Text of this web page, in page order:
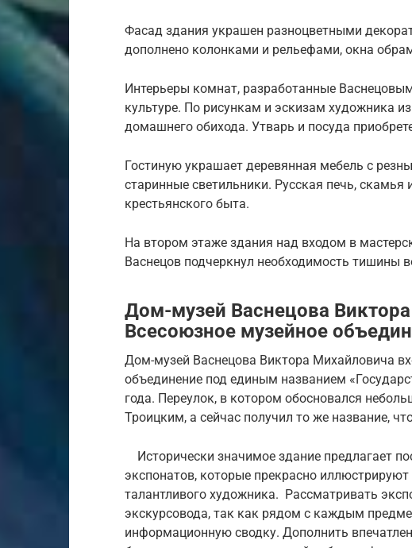
Фасад здания украшен разноцветными
дополнено колонками и рельефами, окна
Интерьеры комнат, разработанные
культуре. По рисункам и эскизам художника
домашнего обихода. Утварь и посуда
Гостиную украшает деревянная мебель с
старинные светильники. Русская печь,
крестьянского быта.
На втором этаже здания над входом в
Васнецов подчеркнул необходимость тишины
Дом-музей Васнецова
Всесоюзное музейное
Дом-музей Васнецова Виктора Михайловича
объединение под единым названием
года. Переулок, в котором обосновался
Троицким, а сейчас получил то же название,
Исторически значимое здание предлагает
экспонатов, которые прекрасно
талантливого художника. Рассматривать
экскурсовода, так как рядом с каждым
информационную сводку. Дополнить